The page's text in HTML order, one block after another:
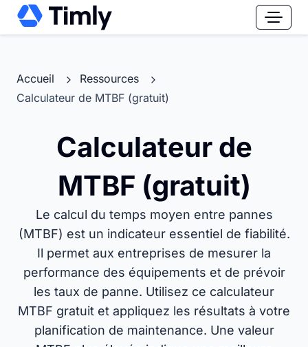
Accueil
Ressources
Calculateur de MTBF (gratuit)
Calculateur de
MTBF (gratuit)
Le calcul du temps moyen entre pannes
(MTBF) est un indicateur essentiel de fiabilité.
Il permet aux entreprises de mesurer la
performance des équipements et de prévoir
les taux de panne. Utilisez ce calculateur
MTBF gratuit et appliquez les résultats à votre
planification de maintenance. Une valeur